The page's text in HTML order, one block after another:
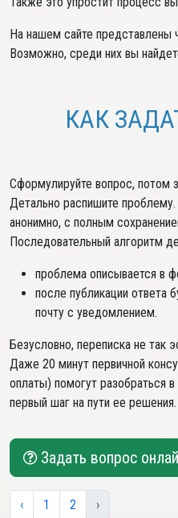
На нашем сайте представлены
Возможно, среди них вы
КАК
Сформулируйте вопрос, потом
Детально распишите
анонимно, с полным
Последовательный алгоритм
проблема описывается в
после публикации ответа
почту с уведомлением.
Безусловно, переписка не так
Даже 20 минут первичной
оплаты) помогут разобраться
первый шаг на пути ее решения.
Задать вопрос
‹ 1 2 ›